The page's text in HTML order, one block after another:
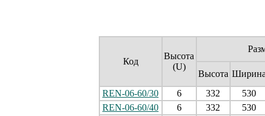
Код
Высота
(U)
Высота
REN-06-60/30
6 332
530
REN-06-60/40
6 332
530